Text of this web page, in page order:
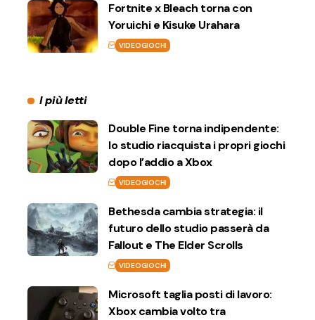
Fortnite x Bleach torna con
Yoruichi e Kisuke Urahara
VIDEOGIOCHI
I più letti
Double Fine torna indipendente:
lo studio riacquista i propri giochi
dopo l’addio a Xbox
VIDEOGIOCHI
Bethesda cambia strategia: il
futuro dello studio passerà da
Fallout e The Elder Scrolls
VIDEOGIOCHI
Microsoft taglia posti di lavoro:
Xbox cambia volto tra